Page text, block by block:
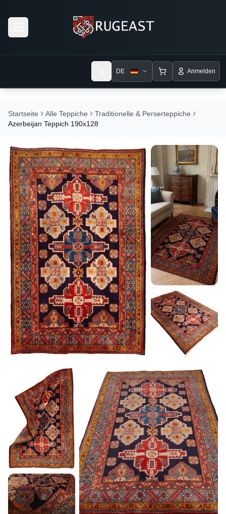
DE Anmelden
Startseite Alle Teppiche
Traditionelle & Perserteppiche
Azerbeijan Teppich 190x128